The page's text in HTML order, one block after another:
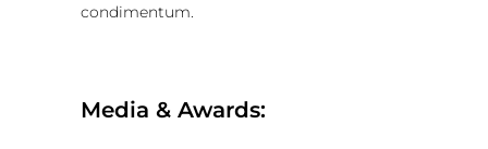
condimentum.
Media & Awards: